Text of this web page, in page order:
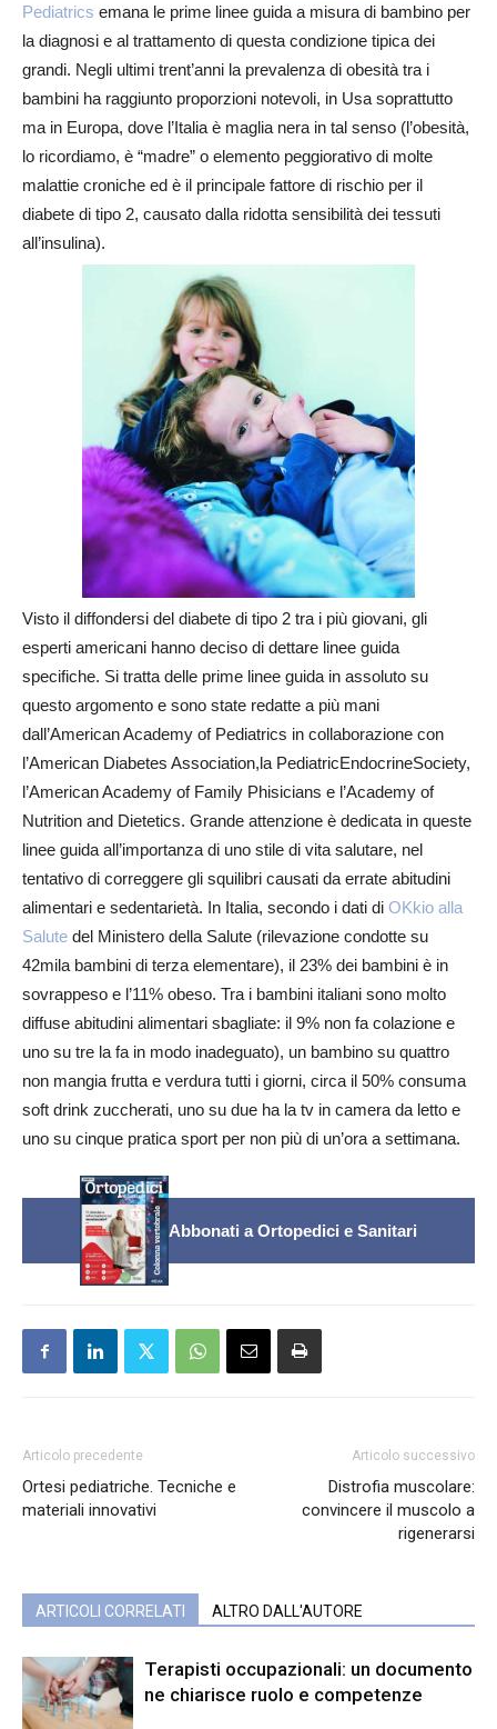
Pediatrics emana le prime linee guida a misura di bambino per
la diagnosi e al trattamento di questa condizione tipica dei
grandi. Negli ultimi trent’anni la prevalenza di obesità tra i
bambini ha raggiunto proporzioni notevoli, in Usa soprattutto
ma in Europa, dove l’Italia è maglia nera in tal senso (l’obesità,
lo ricordiamo, è “madre” o elemento peggiorativo di molte
malattie croniche ed è il principale fattore di rischio per il
diabete di tipo 2, causato dalla ridotta sensibilità dei tessuti
all’insulina).
Visto il diffondersi del diabete di tipo 2 tra i più giovani, gli
esperti americani hanno deciso di dettare linee guida
specifiche. Si tratta delle prime linee guida in assoluto su
questo argomento e sono state redatte a più mani
dall’American Academy of Pediatrics in collaborazione con
l’American Diabetes Association,la PediatricEndocrineSociety,
l’American Academy of Family Phisicians e l’Academy of
Nutrition and Dietetics. Grande attenzione è dedicata in queste
linee guida all’importanza di uno stile di vita salutare, nel
tentativo di correggere gli squilibri causati da errate abitudini
alimentari e sedentarietà. In Italia, secondo i dati di OKkio alla
Salute del Ministero della Salute (rilevazione condotte su
42mila bambini di terza elementare), il 23% dei bambini è in
sovrappeso e l’11% obeso. Tra i bambini italiani sono molto
diffuse abitudini alimentari sbagliate: il 9% non fa colazione e
uno su tre la fa in modo inadeguato), un bambino su quattro
non mangia frutta e verdura tutti i giorni, circa il 50% consuma
soft drink zuccherati, uno su due ha la tv in camera da letto e
uno su cinque pratica sport per non più di un’ora a settimana.
Abbonati a Ortopedici e Sanitari
Articolo precedente
Ortesi pediatriche. Tecniche e
materiali innovativi
Articolo successivo
Distrofia muscolare:
convincere il muscolo a
rigenerarsi
ARTICOLI CORRELATI ALTRO DALL'AUTORE
Terapisti occupazionali: un documento
ne chiarisce ruolo e competenze